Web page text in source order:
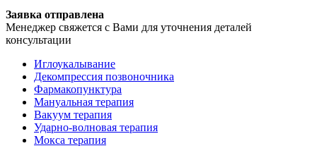
Заявка отправлена
Менеджер свяжется с Вами для уточнения деталей
консультации
Иглоукалывание
Декомпрессия позвоночника
Фармакопунктура
Мануальная терапия
Вакуум терапия
Ударно-волновая терапия
Мокса терапия